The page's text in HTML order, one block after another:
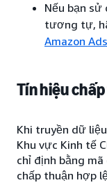
Nếu bạn sử
tương tự,
Amazon Ads
Tín hiệu
Khi truyền dữ
Khu vực Kinh tế
chỉ định bằng
chấp thuận hợp